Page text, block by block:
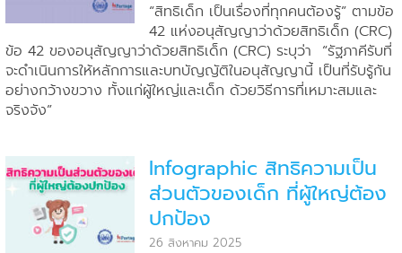
“สิทธิเด็ก เป็นเรื่องที่ทุกคนต้องรู้” ตามข้อ
42 แห่งอนุสัญญาว่าด้วยสิทธิเด็ก (CRC)
ข้อ 42 ของอนุสัญญาว่าด้วยสิทธิเด็ก (CRC) ระบุว่า “รัฐภาคีรับที่
จะดำเนินการให้หลักการและบทบัญญัติในอนุสัญญานี้ เป็นที่รับรู้กัน
อย่างกว้างขวาง ทั้งแก่ผู้ใหญ่และเด็ก ด้วยวิธีการที่เหมาะสมและ
จริงจัง”
Infographic สิทธิความเป็น
ส่วนตัวของเด็ก ที่ผู้ใหญ่ต้อง
ปกป้อง
26 สิงหาคม 2025